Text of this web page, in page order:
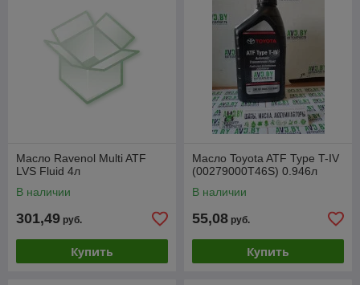
Масло Ravenol Multi ATF
LVS Fluid 4л
В наличии
301,49 руб.
Купить
Масло Toyota ATF Type T-IV
(00279000T46S) 0.946л
В наличии
55,08 руб.
Купить